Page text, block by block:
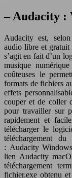
– Audacity :
Audacity est,
audio libre et
s’agit en fait d’un
musique
coûteuses le
formats de fichiers
effets
couper et de coller
pour travailler sur
rapidement et
télécharger le
téléchargement
: Audacity
lien Audacity
téléchargement
fichier.exe obtenu